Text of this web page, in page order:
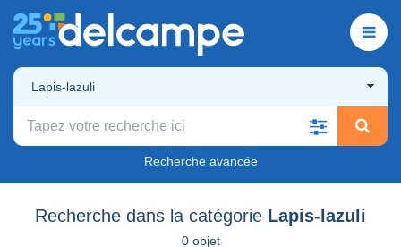
Lapis-lazuli
Recherche avancée
Recherche dans la catégorie Lapis-lazuli
0 objet